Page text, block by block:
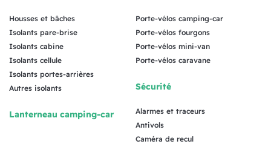
Housses et bâches
Isolants pare-brise
Isolants cabine
Isolants cellule
Isolants portes-arrières
Autres isolants
Lanterneau camping-car
Porte-vélos camping-car
Porte-vélos fourgons
Porte-vélos mini-van
Porte-vélos caravane
Sécurité
Alarmes et traceurs
Antivols
Caméra de recul